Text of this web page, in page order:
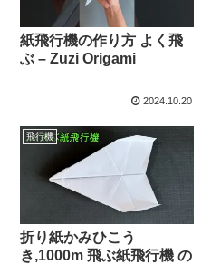
紙飛行機の作り方 よく飛
ぶ – Zuzi Origami
2024.10.20
飛行機
折り紙かみひこう
き,1000m 飛ぶ紙飛行機 の